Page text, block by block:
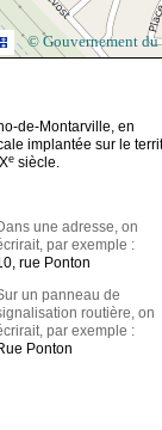
© Gouvernement du
de-Montarville, en
implantée sur le
e siècle.
une adresse, on
par exemple :
rue Ponton
un panneau de
routière, on
par exemple :
Ponton